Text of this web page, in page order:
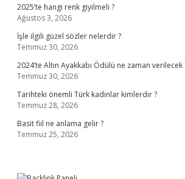
2025’te hangi renk giyilmeli ?
Ağustos 3, 2026
İşle ilgili güzel sözler nelerdir ?
Temmuz 30, 2026
2024’te Altın Ayakkabı Ödülü ne zaman verilecek
Temmuz 30, 2026
Tarihteki önemli Türk kadınlar kimlerdir ?
Temmuz 28, 2026
Basit fiil ne anlama gelir ?
Temmuz 25, 2026